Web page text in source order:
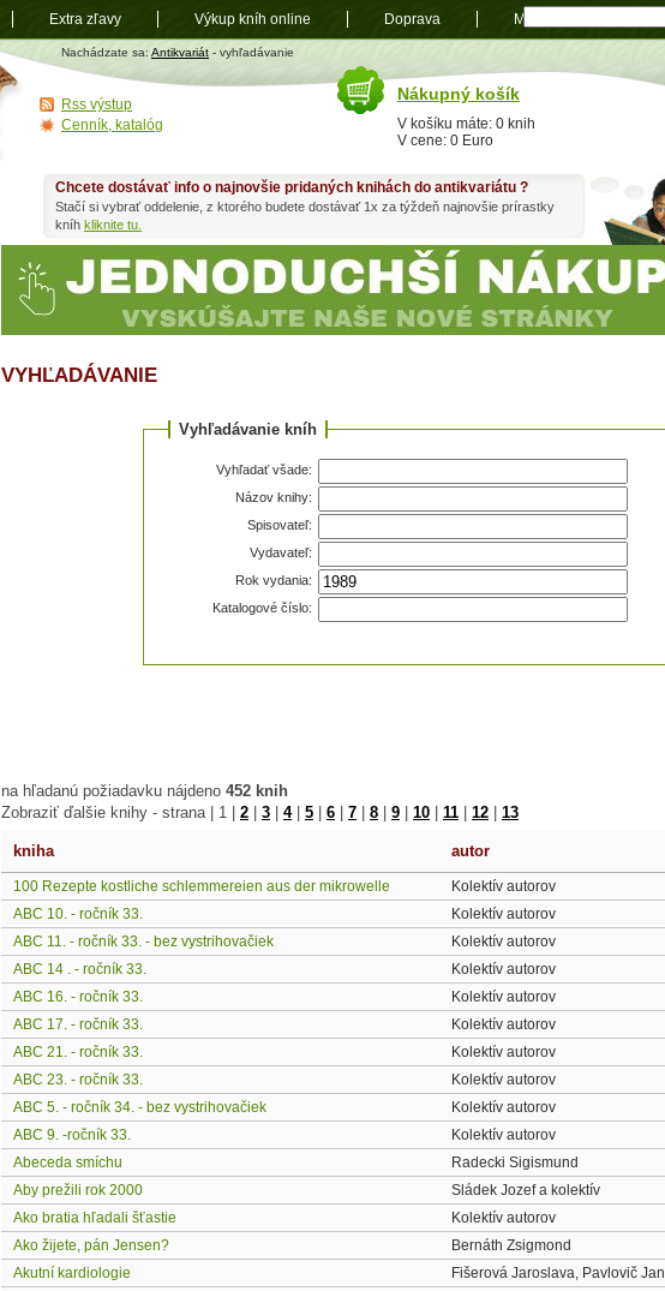
Antikvariát
shop.sk
Nachádzate sa: Antikvariát - vyhľadávanie
VYHĽADÁVANIE
Vyhľadávanie kníh
Vyhľadať všade:
Názov knihy:
Spisovateľ:
Vydavateľ:
Rok vydania:
Katalogové číslo:
na hľadanú požiadavku nájdeno 452 knih
Zobraziť ďalšie knihy - strana | 1 2 3 4| 5 6 7 8 9 10 11 12 13
kniha autor
100 Rezepte kostliche schlemmereien aus der mikrowelle Kolektív autorov
ABC 10. - ročník 33. Kolektív autorov
ABC 11. - ročník 33. - bez vystrihovačiek Kolektív autorov
ABC 14 . - ročník 33. Kolektív autorov
ABC 16. - ročník 33. Kolektív autorov
ABC 17. - ročník 33. Kolektív autorov
ABC 21. - ročník 33. Kolektív autorov
ABC 23. - ročník 33. Kolektív autorov
ABC 5. - ročník 34. - bez vystrihovačiek Kolektív autorov
ABC 9. -ročník 33. Kolektív autorov
Abeceda smíchu Radecki Sigismund
Aby prežili rok 2000 Sládek Jozef a kolektív
Ako bratia hľadali šťastie Kolektív autorov
Ako žijete, pán Jensen? Bernáth Zsigmond
Akutní kardiologie Fišerová Jaroslava, Pavlovič Jan
Chcete dostávať info o najnovšie pridaných knihách do antikvariátu ?
Stačí si vybrať oddelenie, z ktorého budete dostávať 1x za týždeň najnovšie prírastky
kníh kliknite tu.
Nákupný košík
V košíku máte: 0 knih
V cene: 0 Euro
Rss výstup
Cenník, katalóg
Extra zľavy Výkup kníh online Doprava Mapa